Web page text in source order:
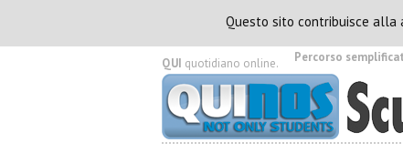
Questo sito contribuisce alla
QUI quotidiano online. Percorso